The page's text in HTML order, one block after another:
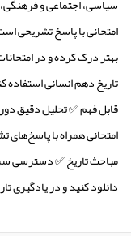
سیاسی، اجتماعی و
امتحانی با پاسخ تشریحی
بهتر درک کرده و در
تاریخ دهم انسانی استفاده
قابل فهم ✅ تحلیل دقیق
امتحانی همراه با
مباحث تاریخ ✅ دسترسی
دانلود کنید و در